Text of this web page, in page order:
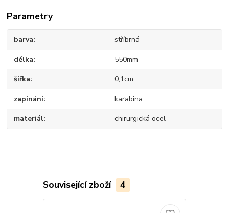
Parametry
barva stříbrná
délka 550mm
šířka 0,1cm
zapínání karabina
materiál chirurgická ocel
Související zboží 4